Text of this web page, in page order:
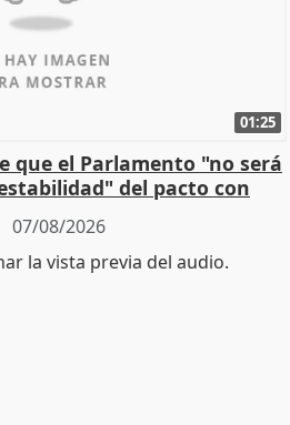
01:25
que el Parlamento "no será
del pacto con
07/08/2026